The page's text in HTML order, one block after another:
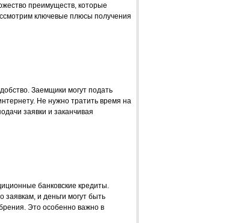
преимуществ, которые
ключевые плюсы получения
Заемщики могут подать
Не нужно тратить время на
заявки и заканчивая
банковские кредиты.
и деньги могут быть
Это особенно важно в